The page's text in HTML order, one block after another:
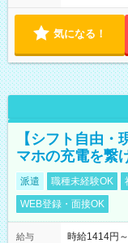
気になる！
【シフト自由
マホの充電を繋
派遣 職種未経験OK
WEB登録・面接OK
給与
時給1414円